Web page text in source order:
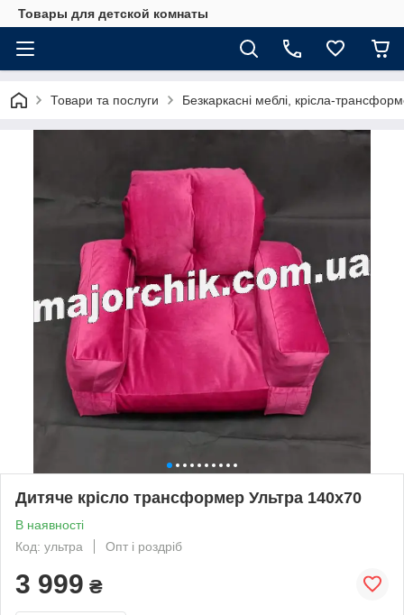
Товары для детской комнаты
Товари та послуги Безкаркасні меблі, крісла-
Дитяче крісло трансформер Ультра 140х70
В наявності
Код: ультра
Опт і роздріб
3 999 ₴